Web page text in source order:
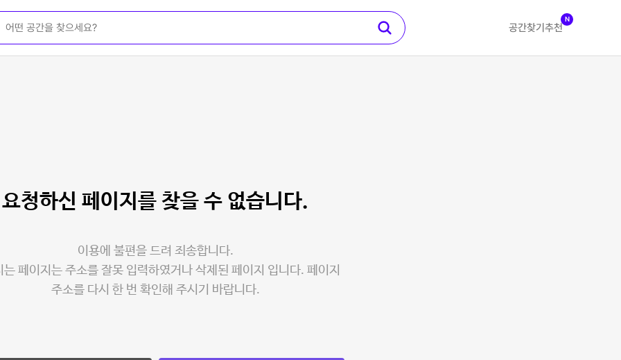
공간찾기 추천
N
요청하신 페이지를 찾을 수 없습니다.
이용에 불편을 드려 죄송합니다.
는 페이지는 주소를 잘못 입력하였거나 삭제된 페이지 입니다. 페이지
주소를 다시 한 번 확인해 주시기 바랍니다.